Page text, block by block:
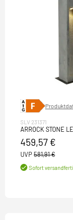
SLV 231371
ARROCK STONE
459,57 €
UVP 581,91 €
Sofort